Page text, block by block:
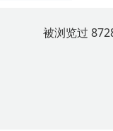
被浏览过